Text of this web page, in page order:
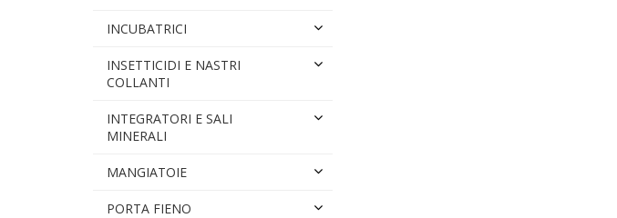
INCUBATRICI
INSETTICIDI E NASTRI
COLLANTI
INTEGRATORI E SALI
MINERALI
MANGIATOIE
PORTA FIENO